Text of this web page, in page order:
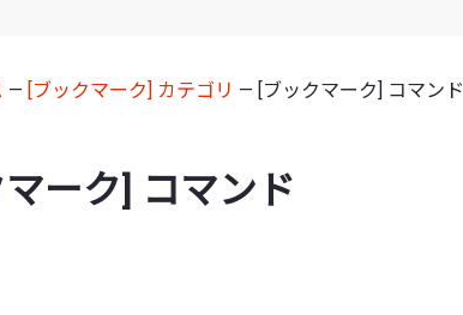
— [ブックマーク] カテゴリ — [ブックマーク] コマンド
ーク] コマンド